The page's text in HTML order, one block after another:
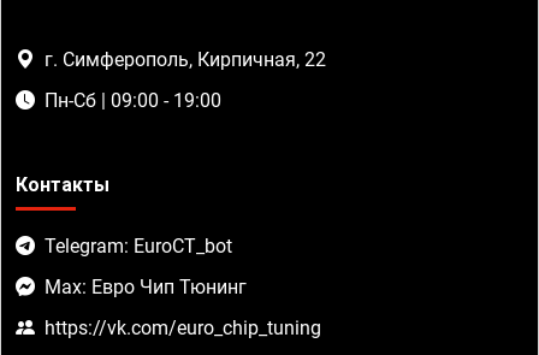
г. Симферополь, Кирпичная, 22
Пн-Сб | 09:00 - 19:00
Контакты
Telegram: EuroCT_bot
Max: Евро Чип Тюнинг
https://vk.com/euro_chip_tuning